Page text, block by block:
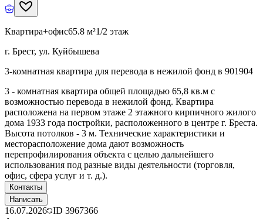
Квартира+офис65.8 м²1/2 этаж
г. Брест, ул. Куйбышева
3-комнатная квартира для перевода в нежилой фонд в 901904
3 - комнатная квартира общей площадью 65,8 кв.м с
возможностью перевода в нежилой фонд. Квартира
расположена на первом этаже 2 этажного кирпичного жилого
дома 1933 года постройки, расположенного в центре г. Бреста.
Высота потолков - 3 м. Технические характеристики и
месторасположение дома дают возможность
перепрофилирования объекта с целью дальнейшего
использования под разные виды деятельности (торговля,
офис, сфера услуг и т. д.).
Контакты
Написать
16.07.2026 ID 3967366